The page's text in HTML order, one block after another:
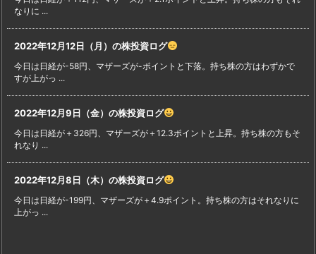
なりに ...
2022年12月12日（月）の株投資ログ
今日は日経が-58円、マザーズが-ポイントと下落。持ち株の方はわずかで
すが上がっ ...
2022年12月9日（金）の株投資ログ
今日は日経が＋326円、マザーズが＋12.3ポイントと上昇。持ち株の方もそ
れなり ...
2022年12月8日（木）の株投資ログ
今日は日経が-199円、マザーズが＋4.9ポイント。持ち株の方はそれなりに
上がっ ...